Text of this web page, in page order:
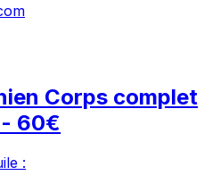
Corps complet
60€
: